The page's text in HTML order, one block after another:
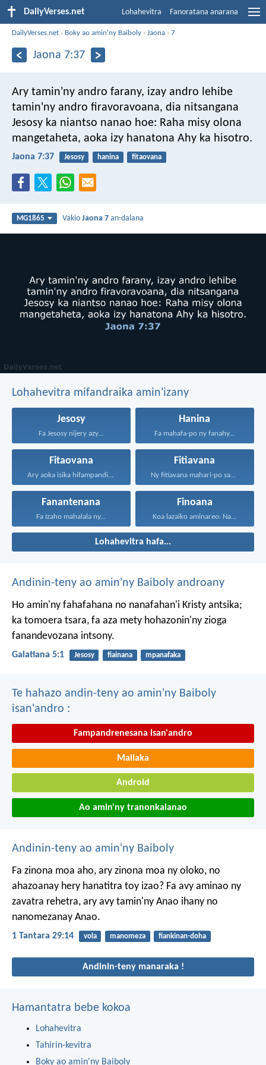
DailyVerses.net Lohahevitra Fanoratana anarana
DailyVerses.net › Boky ao amin'ny Baiboly ›Jaona ›7
Jaona 7:37
Ary tamin'ny andro farany, izay andro lehibe
tamin'ny andro firavoravoana, dia nitsangana
Jesosy ka niantso nanao hoe: Raha misy olona
mangetaheta, aoka izy hanatona Ahy ka hisotro.
Jaona 7:37 Jesosy hanina fitaovana
MG1865 VakioJaona 7 an-dalana
Lohahevitra mifandraika amin'izany
Jesosy
Fa Jesosy nijery azy...
Hanina
Fa mahafa-po ny fanahy...
Fitaovana
Ary aoka isika hifampandinika...
Fitiavana
Ny fitiavana mahari-po sady...
Fanantenana
Fa Izaho mahalala ny...
Finoana
Koa lazaiko aminareo: Na...
Lohahevitra hafa...
Andinin-teny ao amin'ny Baiboly androany
Ho amin'ny fahafahana no nanafahan'i Kristy antsika;
ka tomoera tsara, fa aza mety hohazonin'ny zioga
fanandevozana intsony.
Galatiana 5:1 Jesosy fiainana mpanafaka
Te hahazo andin-teny ao amin'ny Baiboly
isan'andro :
Fampandrenesana isan'andro
Mailaka
Android
Ao amin'ny tranonkalanao
Andinin-teny ao amin'ny Baiboly
Fa zinona moa aho, ary zinona moa ny oloko, no
ahazoanay hery hanatitra toy izao? Fa avy aminao ny
zavatra rehetra, ary avy tamin'ny Anao ihany no
nanomezanay Anao.
1 Tantara 29:14 vola manomeza fiankinan-doha
Andinin-teny manaraka !
Hamantatra bebe kokoa
Lohahevitra
Tahirin-kevitra
Boky ao amin'ny Baiboly